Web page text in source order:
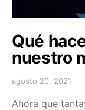
Qué
nuestro
agosto 20, 2021
Ahora que